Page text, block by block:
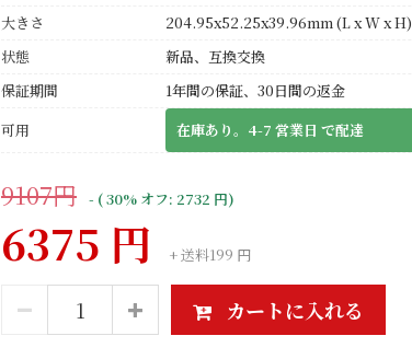
大きさ
204.95x52.25x39.96mm (L x W x H)
状態
新品、互換交換
保証期間
1年間の保証、30日間の返金
可用
在庫あり。4-7 営業日 で配達
9107円 - ( 30% オフ: 2732 円)
6375 円 + 送料199 円
カートに入れる